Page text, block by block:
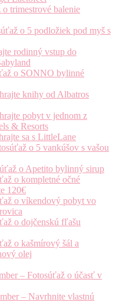
trimestrové balenie
o 5 podložiek pod myš s
rodinný vstup do
o SONNO bylinné
knihy od Albatros
pobyt v jednom z
& Resorts
sa s LittleLane
o 5 vankúšov s vašou
o Apetito bylinný sirup
o kompletné očné
120€
o víkendový pobyt vo
o dojčenskú fľašu
o kašmírový šál a
olej
– Fotosúťaž o účasť v
– Navrhnite vlastnú